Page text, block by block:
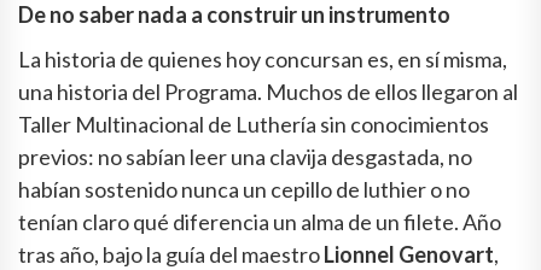
De no saber nada a construir un instrumento
La historia de quienes hoy concursan es, en sí misma,
una historia del Programa. Muchos de ellos llegaron al
Taller Multinacional de Luthería sin conocimientos
previos: no sabían leer una clavija desgastada, no
habían sostenido nunca un cepillo de luthier o no
tenían claro qué diferencia un alma de un filete. Año
tras año, bajo la guía del maestroLionnel Genovart,